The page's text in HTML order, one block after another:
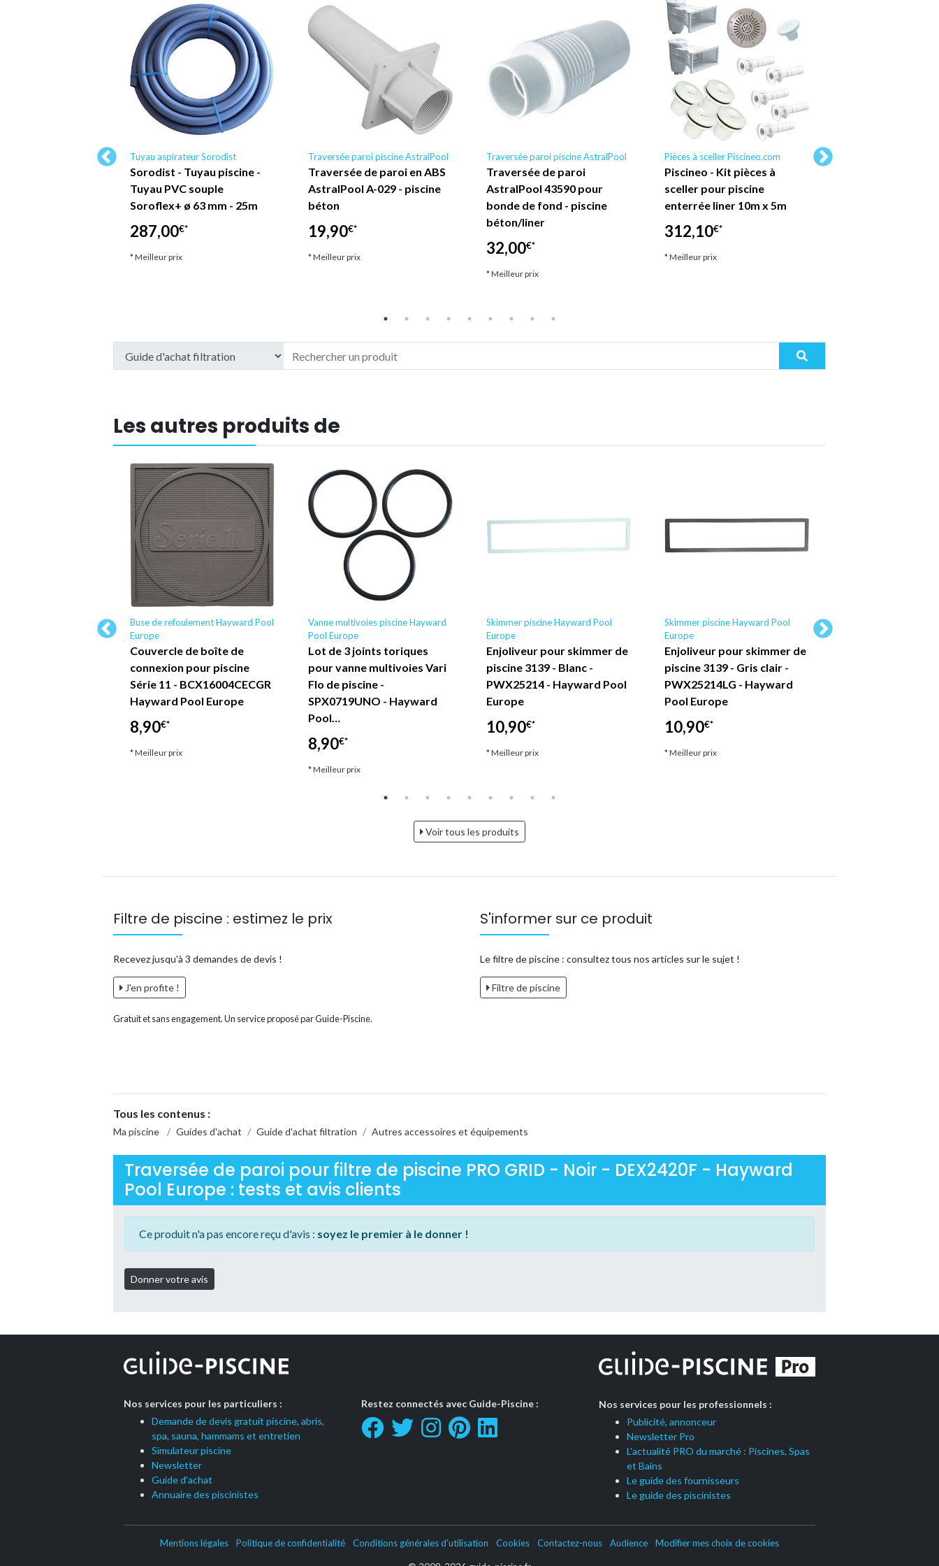
Tuyau aspirateur Sorodist
Sorodist - Tuyau piscine -
Tuyau PVC souple
Soroflex+ ø 63 mm - 25m
287,00€*
* Meilleur prix
Traversée paroi piscine AstralPool
Traversée de paroi en ABS
AstralPool A-029 - piscine
béton
19,90€*
* Meilleur prix
Traversée paroi piscine AstralPool
Traversée de paroi
AstralPool 43590 pour
bonde de fond - piscine
béton/liner
32,00€*
* Meilleur prix
Pièces à sceller Piscineo.com
Piscineo - Kit pièces à
sceller pour piscine
enterrée liner 10m x 5m
312,10€*
* Meilleur prix
Les autres produits de
Buse de refoulement Hayward Pool
Europe
Couvercle de boîte de
connexion pour piscine
Série 11 - BCX16004CECGR
Hayward Pool Europe
8,90€*
* Meilleur prix
Vanne multivoies piscine Hayward
Pool Europe
Lot de 3 joints toriques
pour vanne multivoies Vari
Flo de piscine -
SPX0719UNO - Hayward
Pool…
8,90€*
* Meilleur prix
Skimmer piscine Hayward Pool
Europe
Enjoliveur pour skimmer de
piscine 3139 - Blanc -
PWX25214 - Hayward Pool
Europe
10,90€*
* Meilleur prix
Skimmer piscine Hayward Pool
Europe
Enjoliveur pour skimmer de
piscine 3139 - Gris clair -
PWX25214LG - Hayward
Pool Europe
10,90€*
* Meilleur prix
Voir tous les produits
Filtre de piscine : estimez le prix
Recevez jusqu'à 3 demandes de devis !
J'en profite !
Gratuit et sans engagement. Un service proposé par Guide-Piscine.
S'informer sur ce produit
Le filtre de piscine : consultez tous nos articles sur le sujet !
Filtre de piscine
Tous les contenus :
Ma piscine / Guides d'achat / Guide d'achat filtration / Autres accessoires et équipements
Traversée de paroi pour filtre de piscine PRO GRID - Noir - DEX2420F - Hayward
Pool Europe : tests et avis clients
Ce produit n'a pas encore reçu d'avis : soyez le premier à le donner !
Nos services pour les particuliers :
Demande de devis gratuit piscine, abris,
spa, sauna, hammams et entretien
Simulateur piscine
Newsletter
Guide d'achat
Annuaire des piscinistes
Restez connectés avec Guide-Piscine :
Nos services pour les professionnels :
Publicité, annonceur
Newsletter Pro
L'actualité PRO du marché : Piscines, Spas
et Bains
Le guide des fournisseurs
Le guide des piscinistes
Mentions légales Politique de confidentialité Conditions générales d’utilisation Cookies Contactez-nous Audience Modifier mes choix de cookies